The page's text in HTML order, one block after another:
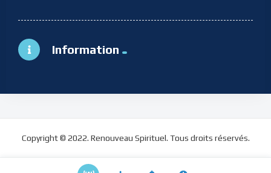
Information
Copyright © 2022. Renouveau Spirituel. Tous droits réservés.